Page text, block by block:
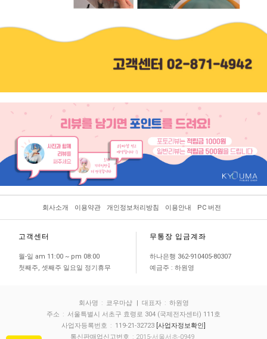
회사소개 이용약관 개인정보처리방침 이용안내 PC 버전
고객센터
월-일 am 11:00 ~ pm 08:00
첫째주, 셋째주 일요일 정기휴무
무통장 입금계좌
하나은행 362-910405-80307
예금주 : 하원영
회사명 : 쿄우마샵 | 대표자 : 하원영
주소 : 서울특별시 서초구 효령로 304 (국제전자센터) 111호
사업자등록번호 : 119-21-32723 [사업자정보확인]
통신판매업신고번호 : 2015-서울서초-0949